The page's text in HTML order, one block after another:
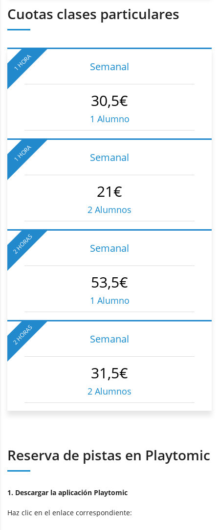
Cuotas clases particulares
1 HORA Semanal
30,5€
1 Alumno
1 HORA Semanal
21€
2 Alumnos
2 HORAS Semanal
53,5€
1 Alumno
2 HORAS Semanal
31,5€
2 Alumnos
Reserva de pistas en Playtomic
1. Descargar la aplicación Playtomic
Haz clic en el enlace correspondiente: